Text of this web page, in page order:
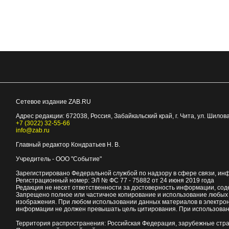
Сетевое издание ZAB.RU
Адрес редакции: 672038, Россия, Забайкальский край, г. Чита, ул.
+7 (3022) 32-55-66
info@zab.ru
Главный редактор Кондратьев Н. В.
Учредитель - ООО "Событие"
Зарегистрировано Федеральной службой по надзору в сфере связи,
Регистрационный номер: ЭЛ № ФС 77 - 75882 от 24 июня 2019 года
Редакция не несет ответственности за достоверность информации,
Запрещено полное или частичное копирование и использование
изображения. При любом использовании данных материалов в
информации не должен превышать цель цитирования. При
Территория распространения: Российская Федерация, зарубежные